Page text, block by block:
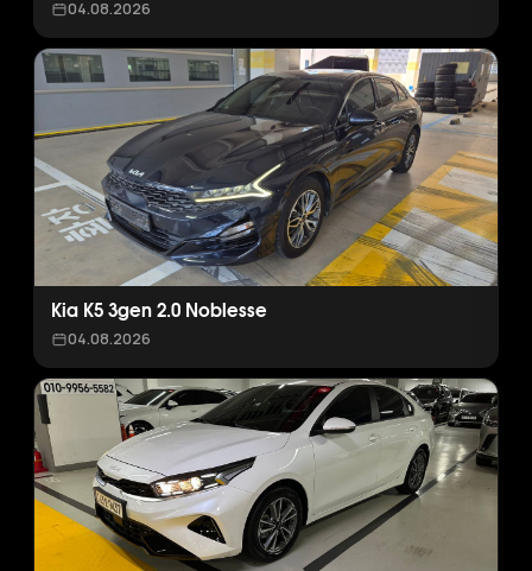
04.08.2026
Kia K5 3gen 2.0 Noblesse
04.08.2026